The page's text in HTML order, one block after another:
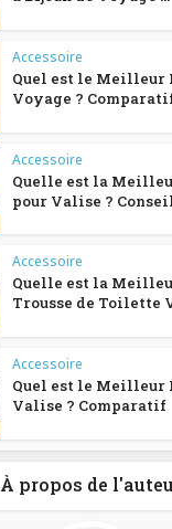
Accessoire
Quel est le
Voyage ?
Accessoire
Quelle est la
pour Valise ?
Accessoire
Quelle est la
Trousse de Toilette
Accessoire
Quel est le Meilleur
Valise ? Comparatif
À propos de